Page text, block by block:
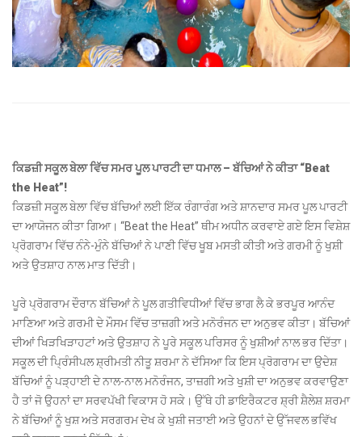
ਕਿਡਜ਼ੀ ਸਕੂਲ ਬੇਲਾ ਵਿੱਚ ਸਮਰ ਪੂਲ ਪਾਰਟੀ ਦਾ ਧਮਾਲ – ਬੱਚਿਆਂ ਨੇ ਕੀਤਾ “Beat
the Heat”!
ਕਿਡਜ਼ੀ ਸਕੂਲ ਬੇਲਾ ਵਿੱਚ ਬੱਚਿਆਂ ਲਈ ਇੱਕ ਰੰਗਾਰੰਗ ਅਤੇ ਸ਼ਾਨਦਾਰ ਸਮਰ ਪੂਲ ਪਾਰਟੀ
ਦਾ ਆਯੋਜਨ ਕੀਤਾ ਗਿਆ। “Beat the Heat” ਥੀਮ ਅਧੀਨ ਕਰਵਾਏ ਗਏ ਇਸ ਵਿਸ਼ੇਸ਼
ਪ੍ਰੋਗਰਾਮ ਵਿੱਚ ਨੰਨੇ-ਮੁੰਨੇ ਬੱਚਿਆਂ ਨੇ ਪਾਣੀ ਵਿੱਚ ਖੂਬ ਮਸਤੀ ਕੀਤੀ ਅਤੇ ਗਰਮੀ ਨੂੰ ਖੁਸ਼ੀ
ਅਤੇ ਉਤਸ਼ਾਹ ਨਾਲ ਮਾਤ ਦਿੱਤੀ।
ਪੂਰੇ ਪ੍ਰੋਗਰਾਮ ਦੌਰਾਨ ਬੱਚਿਆਂ ਨੇ ਪੂਲ ਗਤੀਵਿਧੀਆਂ ਵਿੱਚ ਭਾਗ ਲੈ ਕੇ ਭਰਪੂਰ ਆਨੰਦ
ਮਾਣਿਆ ਅਤੇ ਗਰਮੀ ਦੇ ਮੌਸਮ ਵਿੱਚ ਤਾਜ਼ਗੀ ਅਤੇ ਮਨੋਰੰਜਨ ਦਾ ਅਨੁਭਵ ਕੀਤਾ। ਬੱਚਿਆਂ
ਦੀਆਂ ਖਿੜਖਿੜਾਹਟਾਂ ਅਤੇ ਉਤਸ਼ਾਹ ਨੇ ਪੂਰੇ ਸਕੂਲ ਪਰਿਸਰ ਨੂੰ ਖੁਸ਼ੀਆਂ ਨਾਲ ਭਰ ਦਿੱਤਾ।
ਸਕੂਲ ਦੀ ਪ੍ਰਿੰਸੀਪਲ ਸ਼੍ਰੀਮਤੀ ਨੀਤੂ ਸ਼ਰਮਾ ਨੇ ਦੱਸਿਆ ਕਿ ਇਸ ਪ੍ਰੋਗਰਾਮ ਦਾ ਉਦੇਸ਼
ਬੱਚਿਆਂ ਨੂੰ ਪੜ੍ਹਾਈ ਦੇ ਨਾਲ-ਨਾਲ ਮਨੋਰੰਜਨ, ਤਾਜ਼ਗੀ ਅਤੇ ਖੁਸ਼ੀ ਦਾ ਅਨੁਭਵ ਕਰਵਾਉਣਾ
ਹੈ ਤਾਂ ਜੋ ਉਹਨਾਂ ਦਾ ਸਰਵਪੱਖੀ ਵਿਕਾਸ ਹੋ ਸਕੇ। ਉੱਥੇ ਹੀ ਡਾਇਰੈਕਟਰ ਸ਼੍ਰੀ ਸ਼ੈਲੇਸ਼ ਸ਼ਰਮਾ
ਨੇ ਬੱਚਿਆਂ ਨੂੰ ਖੁਸ਼ ਅਤੇ ਸਰਗਰਮ ਦੇਖ ਕੇ ਖੁਸ਼ੀ ਜਤਾਈ ਅਤੇ ਉਹਨਾਂ ਦੇ ਉੱਜਵਲ ਭਵਿੱਖ